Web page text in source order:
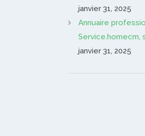
janvier 31, 2025
Annuaire
Service.homecm,
janvier 31, 2025